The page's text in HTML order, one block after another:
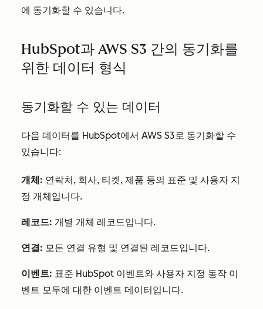
에 동기화할 수 있습니다.
HubSpot과 AWS S3 간의 동기화를
위한 데이터 형식
동기화할 수 있는 데이터
다음 데이터를 HubSpot에서 AWS S3로 동기화할 수
있습니다:
개체: 연락처, 회사, 티켓, 제품 등의 표준 및 사용자 지
정 개체입니다.
레코드: 개별 개체 레코드입니다.
연결: 모든 연결 유형 및 연결된 레코드입니다.
이벤트: 표준 HubSpot 이벤트와 사용자 지정 동작 이
벤트 모두에 대한 이벤트 데이터입니다.